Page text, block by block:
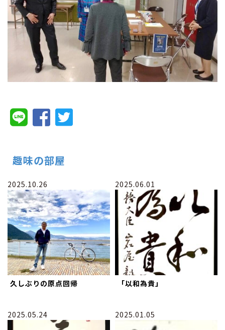
趣味の部屋
2025.10.26
久しぶりの原点回帰
2025.06.01
「以和為貴」
2025.05.24 2025.01.05